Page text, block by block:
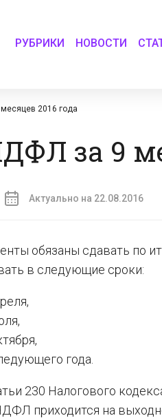
РУБРИКИ НОВОСТИ
2016 года
за 9
Актуально на 22.08.2016
обязаны сдавать по
в следующие сроки:
года.
230 Налогового
приходится на